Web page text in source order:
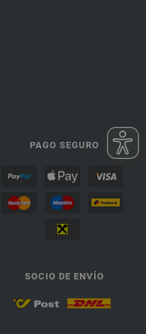
PAGO SEGURO
SOCIO DE ENVÍO